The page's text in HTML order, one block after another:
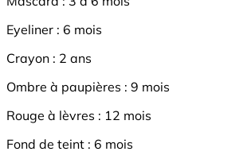
Eyeliner : 6 mois
Crayon : 2 ans
Ombre à paupières : 9 mois
Rouge à lèvres : 12 mois
Fond de teint : 6 mois